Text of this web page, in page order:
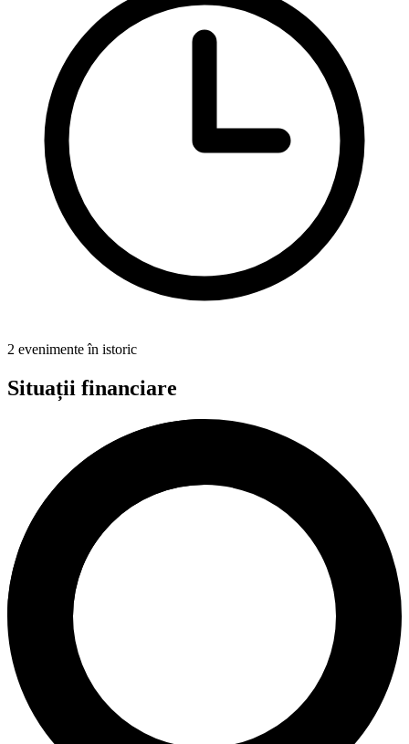
2 evenimente în istoric
Situații financiare